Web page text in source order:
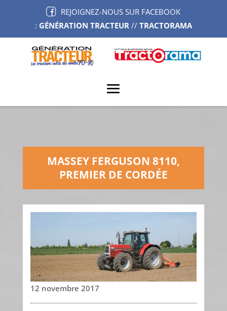
REJOIGNEZ-NOUS SUR FACEBOOK
: GÉNÉRATION TRACTEUR// TRACTORAMA
MASSEY FERGUSON 8110,
PREMIER DE CORDÉE
12 novembre 2017